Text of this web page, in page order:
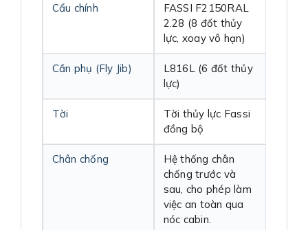
Cẩu chính
FASSI F2150RAL
2.28 (8 đốt thủy
lực, xoay vô hạn)
Cần phụ (Fly Jib)
L816L (6 đốt thủy
lực)
Tời
Tời thủy lực Fassi
đồng bộ
Chân chống
Hệ thống chân
chống trước và
sau, cho phép làm
việc an toàn qua
nóc cabin.